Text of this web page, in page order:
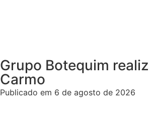
Grupo Botequim
Carmo
Publicado em 6 de agosto de 2026